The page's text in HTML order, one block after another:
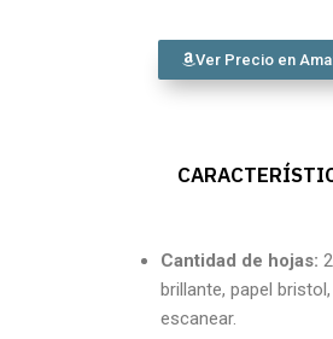
Ver Precio en
Cantidad de hojas:
brillante, papel
escanear.